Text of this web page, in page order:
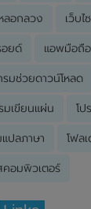
ลอกลวง เว็บไ
อยด์ แอพมือถือ
รมช่วยดาวน์โหลด
มเขียนแผ่น โป
ปลภาษา โฟล
คอมพิวเตอร์